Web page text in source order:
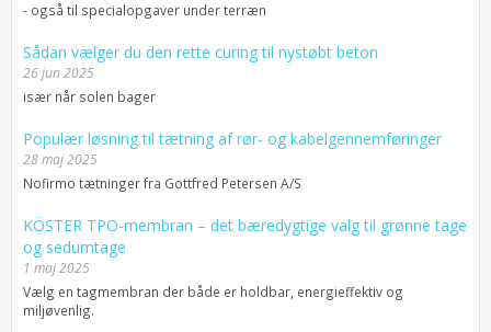
- også til specialopgaver under terræn
Sådan vælger du den rette curing til nystøbt beton
26 jun 2025
især når solen bager
Populær løsning til tætning af rør- og kabelgennemføringer
28 maj 2025
Nofirmo tætninger fra Gottfred Petersen A/S
KÖSTER TPO-membran – det bæredygtige valg til grønne tage
og sedumtage
1 maj 2025
Vælg en tagmembran der både er holdbar, energieffektiv og
miljøvenlig.